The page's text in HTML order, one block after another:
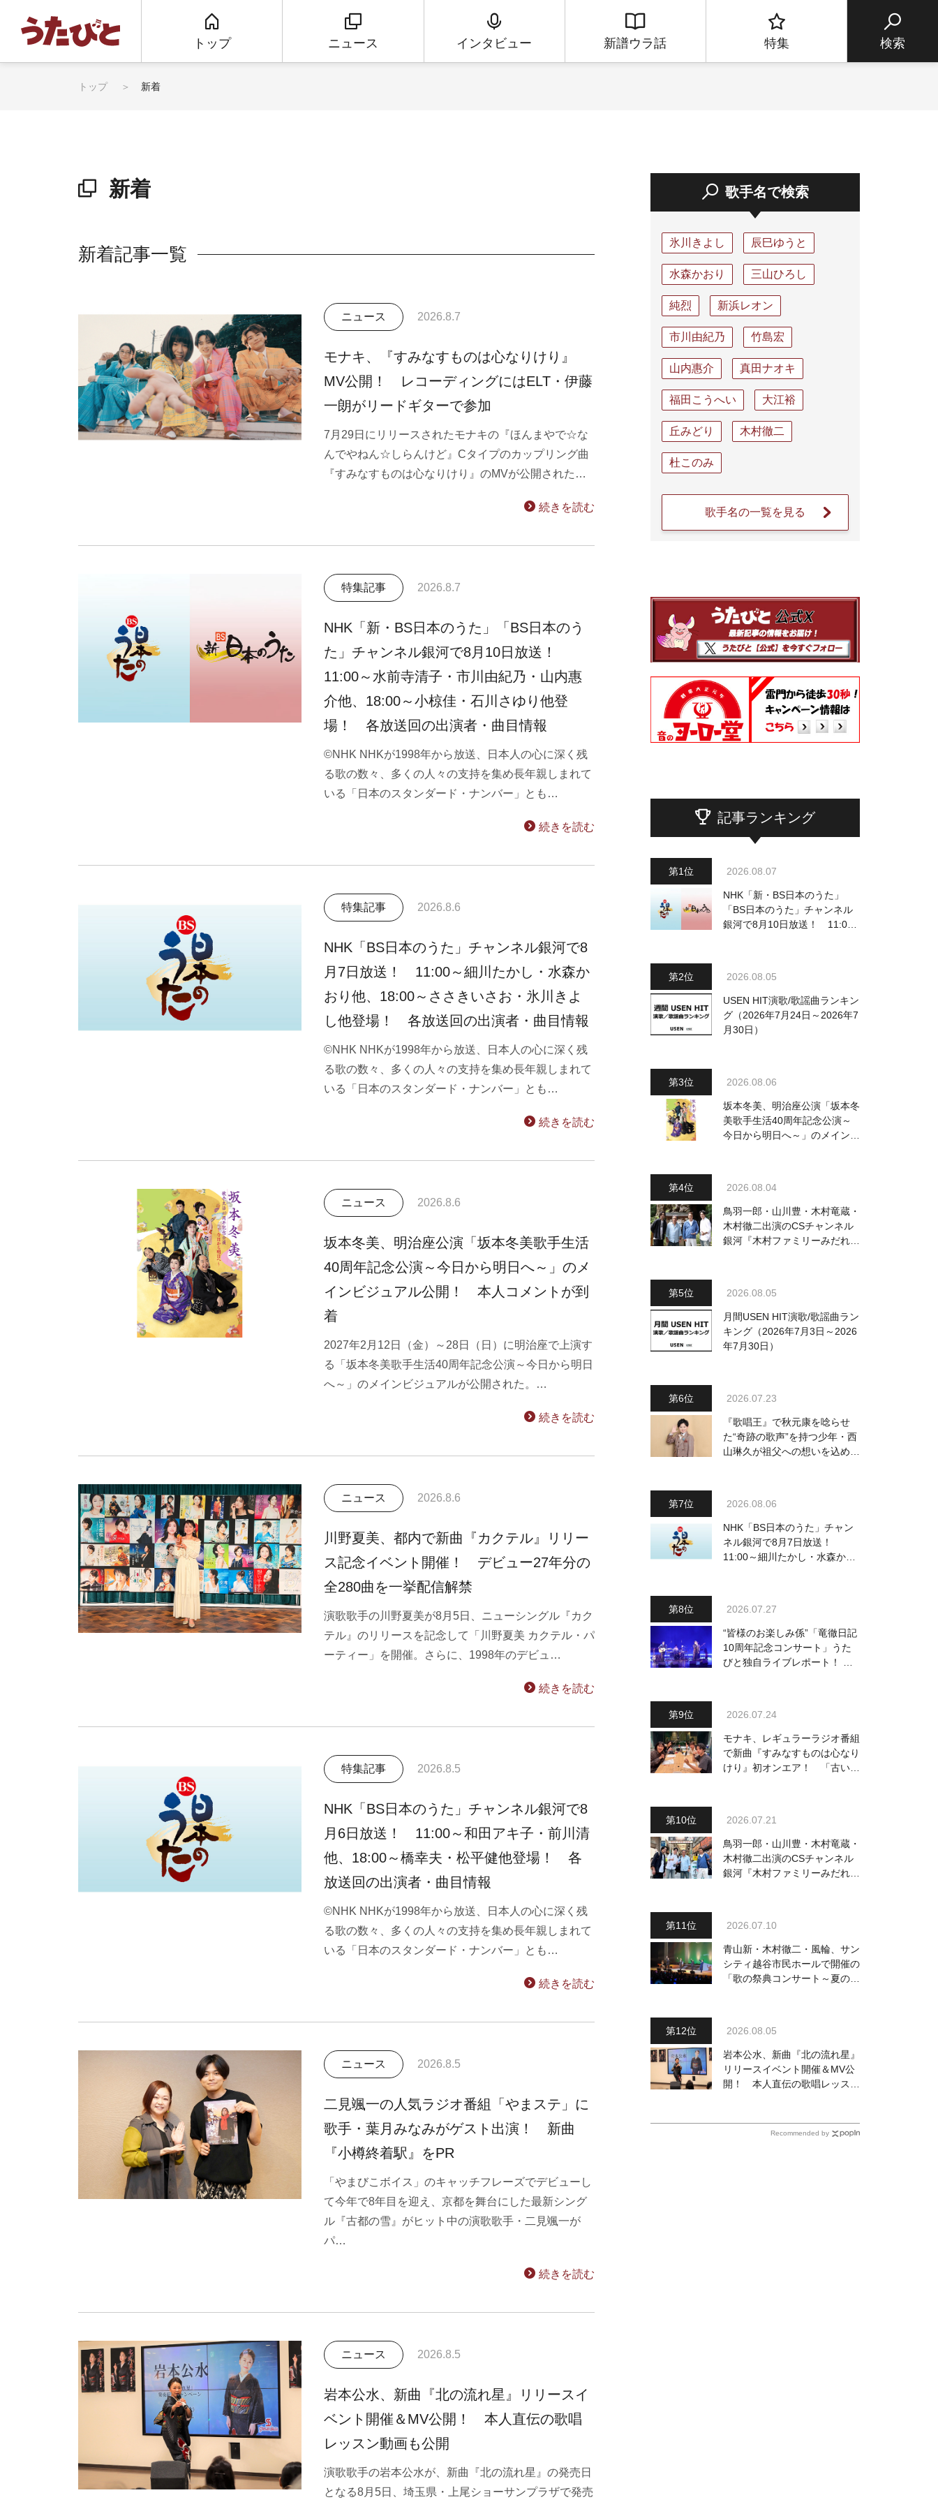
トップ ニュース インタビュー 新譜ウラ話 特集 検索
トップ 新着
新着
新着記事一覧
ニュース 2026.8.7
モナキ、『すみなすものは心なりけり』
MV公開！ レコーディングにはELT・伊藤
一朗がリードギターで参加
7月29日にリリースされたモナキの『ほんまやで☆な
んでやねん☆しらんけど』Cタイプのカップリング曲
『すみなすものは心なりけり』のMVが公開された…
続きを読む
特集記事 2026.8.7
NHK「新・BS日本のうた」「BS日本のう
た」チャンネル銀河で8月10日放送！
11:00～水前寺清子・市川由紀乃・山内惠
介他、18:00～小椋佳・石川さゆり他登
場！ 各放送回の出演者・曲目情報
©NHK NHKが1998年から放送、日本人の心に深く残
る歌の数々、多くの人々の支持を集め長年親しまれて
いる「日本のスタンダード・ナンバー」とも…
続きを読む
特集記事 2026.8.6
NHK「BS日本のうた」チャンネル銀河で8
月7日放送！ 11:00～細川たかし・水森か
おり他、18:00～ささきいさお・氷川きよ
し他登場！ 各放送回の出演者・曲目情報
©NHK NHKが1998年から放送、日本人の心に深く残
る歌の数々、多くの人々の支持を集め長年親しまれて
いる「日本のスタンダード・ナンバー」とも…
続きを読む
ニュース 2026.8.6
坂本冬美、明治座公演「坂本冬美歌手生活
40周年記念公演～今日から明日へ～」のメ
インビジュアル公開！ 本人コメントが到
着
2027年2月12日（金）～28日（日）に明治座で上演す
る「坂本冬美歌手生活40周年記念公演～今日から明日
へ～」のメインビジュアルが公開された。…
続きを読む
ニュース 2026.8.6
川野夏美、都内で新曲『カクテル』リリー
ス記念イベント開催！ デビュー27年分の
全280曲を一挙配信解禁
演歌歌手の川野夏美が8月5日、ニューシングル『カク
テル』のリリースを記念して「川野夏美 カクテル・パ
ーティー」を開催。さらに、1998年のデビュ…
続きを読む
特集記事 2026.8.5
NHK「BS日本のうた」チャンネル銀河で8
月6日放送！ 11:00～和田アキ子・前川清
他、18:00～橋幸夫・松平健他登場！ 各
放送回の出演者・曲目情報
©NHK NHKが1998年から放送、日本人の心に深く残
る歌の数々、多くの人々の支持を集め長年親しまれて
いる「日本のスタンダード・ナンバー」とも…
続きを読む
ニュース 2026.8.5
二見颯一の人気ラジオ番組「やまステ」に
歌手・葉月みなみがゲスト出演！ 新曲
『小樽終着駅』をPR
「やまびこボイス」のキャッチフレーズでデビューし
て今年で8年目を迎え、京都を舞台にした最新シング
ル『古都の雪』がヒット中の演歌歌手・二見颯一が
パ…
続きを読む
ニュース 2026.8.5
岩本公水、新曲『北の流れ星』リリースイ
ベント開催＆MV公開！ 本人直伝の歌唱
レッスン動画も公開
演歌歌手の岩本公水が、新曲『北の流れ星』の発売日
となる8月5日、埼玉県・上尾ショーサンプラザで発売
歌手名で検索
氷川きよし 辰巳ゆうと
水森かおり 三山ひろし
純烈 新浜レオン
市川由紀乃 竹島宏
山内惠介 真田ナオキ
福田こうへい 大江裕
丘みどり 木村徹二
杜このみ
歌手名の一覧を見る
記事ランキング
2026.08.07
NHK「新・BS日本のうた」
「BS日本のうた」チャンネル
銀河で8月10日放送！ 11:00
出演者・曲目情報
2026.08.05
USEN HIT演歌/歌謡曲ランキン
グ（2026年7月24日～2026年7
月30日）
2026.08.06
坂本冬美、明治座公演「坂本冬
美歌手生活40周年記念公演～
今日から明日へ～」のメインビ
2026.08.04
鳥羽一郎・山川豊・木村竜蔵・
木村徹二出演のCSチャンネル
銀河『木村ファミリーみだれ旅
2026.08.05
月間USEN HIT演歌/歌謡曲ラン
キング（2026年7月3日～2026
年7月30日）
2026.07.23
『歌唱王』で秋元康を唸らせ
た“奇跡の歌声”を持つ少年・西
山琳久が祖父への想いを込めた
いちゃんとの絆を歌った曲を聴
いてください！」
2026.08.06
NHK「BS日本のうた」チャン
ネル銀河で8月7日放送！
11:00～細川たかし・水森かお
2026.07.27
“皆様のお楽しみ係”「竜徹日記
10周年記念コンサート」うた
びと独自ライブレポート！ 即
2026.07.24
モナキ、レギュラーラジオ番組
で新曲『すみなすものは心なり
けり』初オンエア！ 「古い言
2026.07.21
鳥羽一郎・山川豊・木村竜蔵・
木村徹二出演のCSチャンネル
銀河『木村ファミリーみだれ旅
2026.07.10
青山新・木村徹二・風輪、サン
シティ越谷市民ホールで開催の
「歌の祭典コンサート～夏の陣
2026.08.05
岩本公水、新曲『北の流れ星』
リリースイベント開催＆MV公
開！ 本人直伝の歌唱レッスン
Recommended by